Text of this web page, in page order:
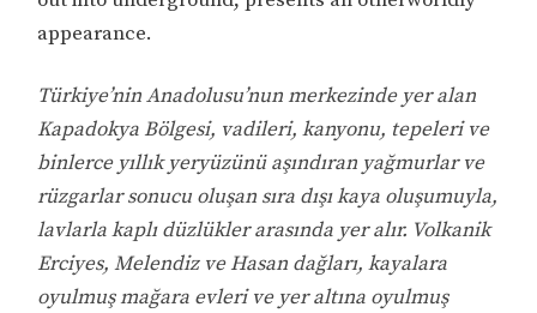
appearance.
Türkiye’nin Anadolusu’nun merkezinde yer alan
Kapadokya Bölgesi, vadileri, kanyonu, tepeleri ve
binlerce yıllık yeryüzünü aşındıran yağmurlar ve
rüzgarlar sonucu oluşan sıra dışı kaya oluşumuyla,
lavlarla kaplı düzlükler arasında yer alır. Volkanik
Erciyes, Melendiz ve Hasan dağları, kayalara
oyulmuş mağara evleri ve yer altına oyulmuş